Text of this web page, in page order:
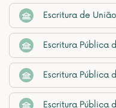
Escritura de
Escritura Pública
Escritura Pública
Escritura Pública